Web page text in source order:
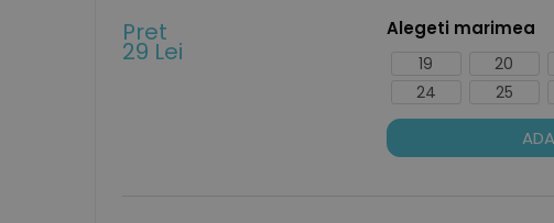
Pret
29 Lei
Alegeti marimea
19 20
24
25